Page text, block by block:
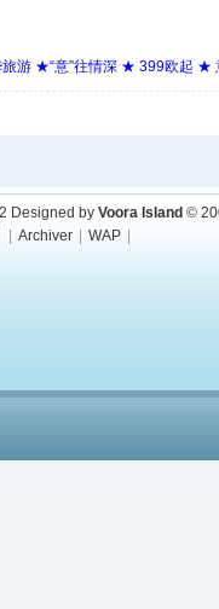
旅游 ★“意”往情深 ★ 399欧起 ★
Designed by Voora Island ©
Archiver WAP